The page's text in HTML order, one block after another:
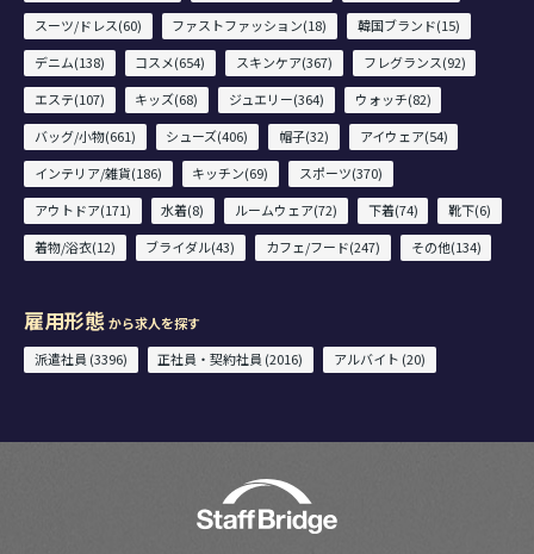
スーツ/ドレス(60)
ファストファッション(18)
韓国ブランド(15)
デニム(138)
コスメ(654) スキンケア(367)
フレグランス(92)
エステ(107)
キッズ(68) ジュエリー(364)
ウォッチ(82)
バッグ/小物(661)
シューズ(406) 帽子(32)
アイウェア(54)
インテリア/雑貨(186)
キッチン(69)
スポーツ(370)
アウトドア(171)
水着(8) ルームウェア(72) 下着(74)
靴下(6)
着物/浴衣(12)
ブライダル(43) カフェ/フード(247) その他(134)
雇用形態 から求人を探す
派遣社員 (3396)
正社員・契約社員 (2016) アルバイト (20)